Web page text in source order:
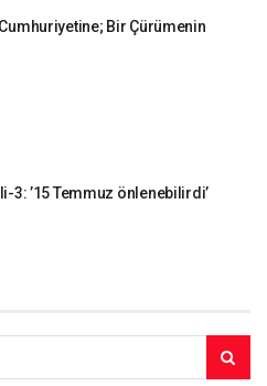
Bir Çürümenin
3: ’15 Temmuz önlenebilirdi’